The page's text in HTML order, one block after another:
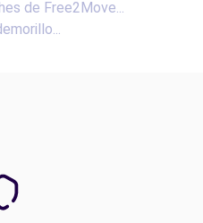
de Free2Move...